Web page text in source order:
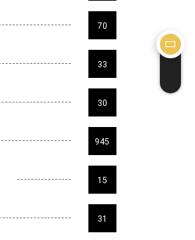
70
33
30
945
15
31